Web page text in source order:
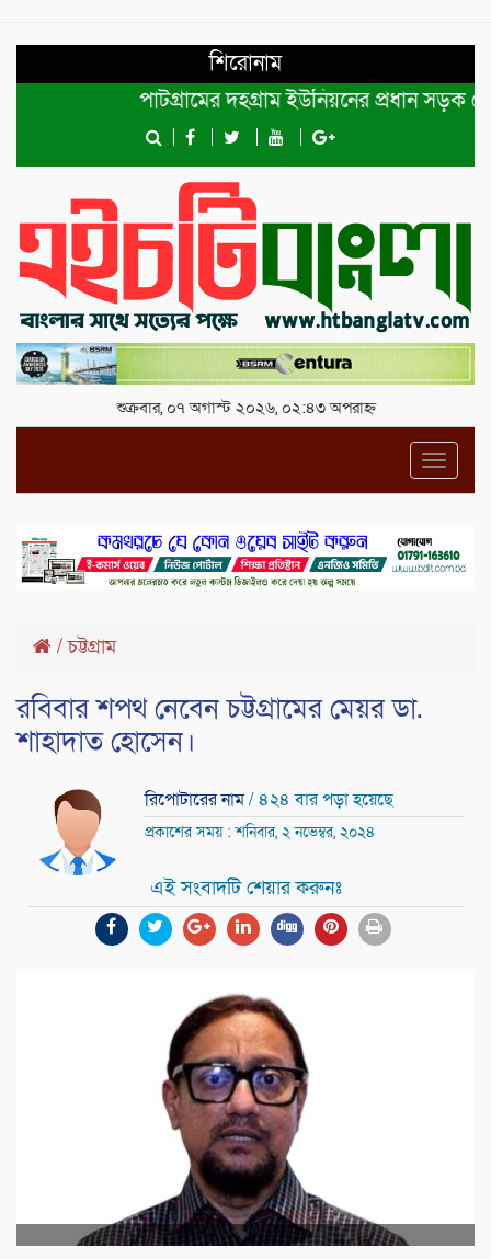
শিরোনাম
পাটগ্রামের দহগ্রাম ইউনিয়নের প্রধান সড়ক ভেঙ্গে
শুক্রবার, ০৭ অগাস্ট ২০২৬, ০২:৪৩ অপরাহ্ন
/চট্টগ্রাম
রবিবার শপথ নেবেন চট্টগ্রামের মেয়র ডা.
শাহাদাত হোসেন।
রিপোটারের নাম/ ৪২৪ বার পড়া হয়েছে
প্রকাশের সময় : শনিবার, ২ নভেম্বর, ২০২৪
এই সংবাদটি শেয়ার করুনঃ